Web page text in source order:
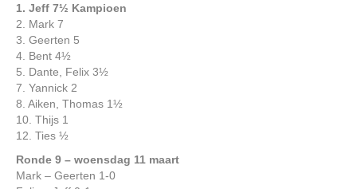
1. Jeff 7½ Kampioen
2. Mark 7
3. Geerten 5
4. Bent 4½
5. Dante, Felix 3½
7. Yannick 2
8. Aiken, Thomas 1½
10. Thijs 1
12. Ties ½
Ronde 9 – woensdag 11 maart
Mark – Geerten 1-0